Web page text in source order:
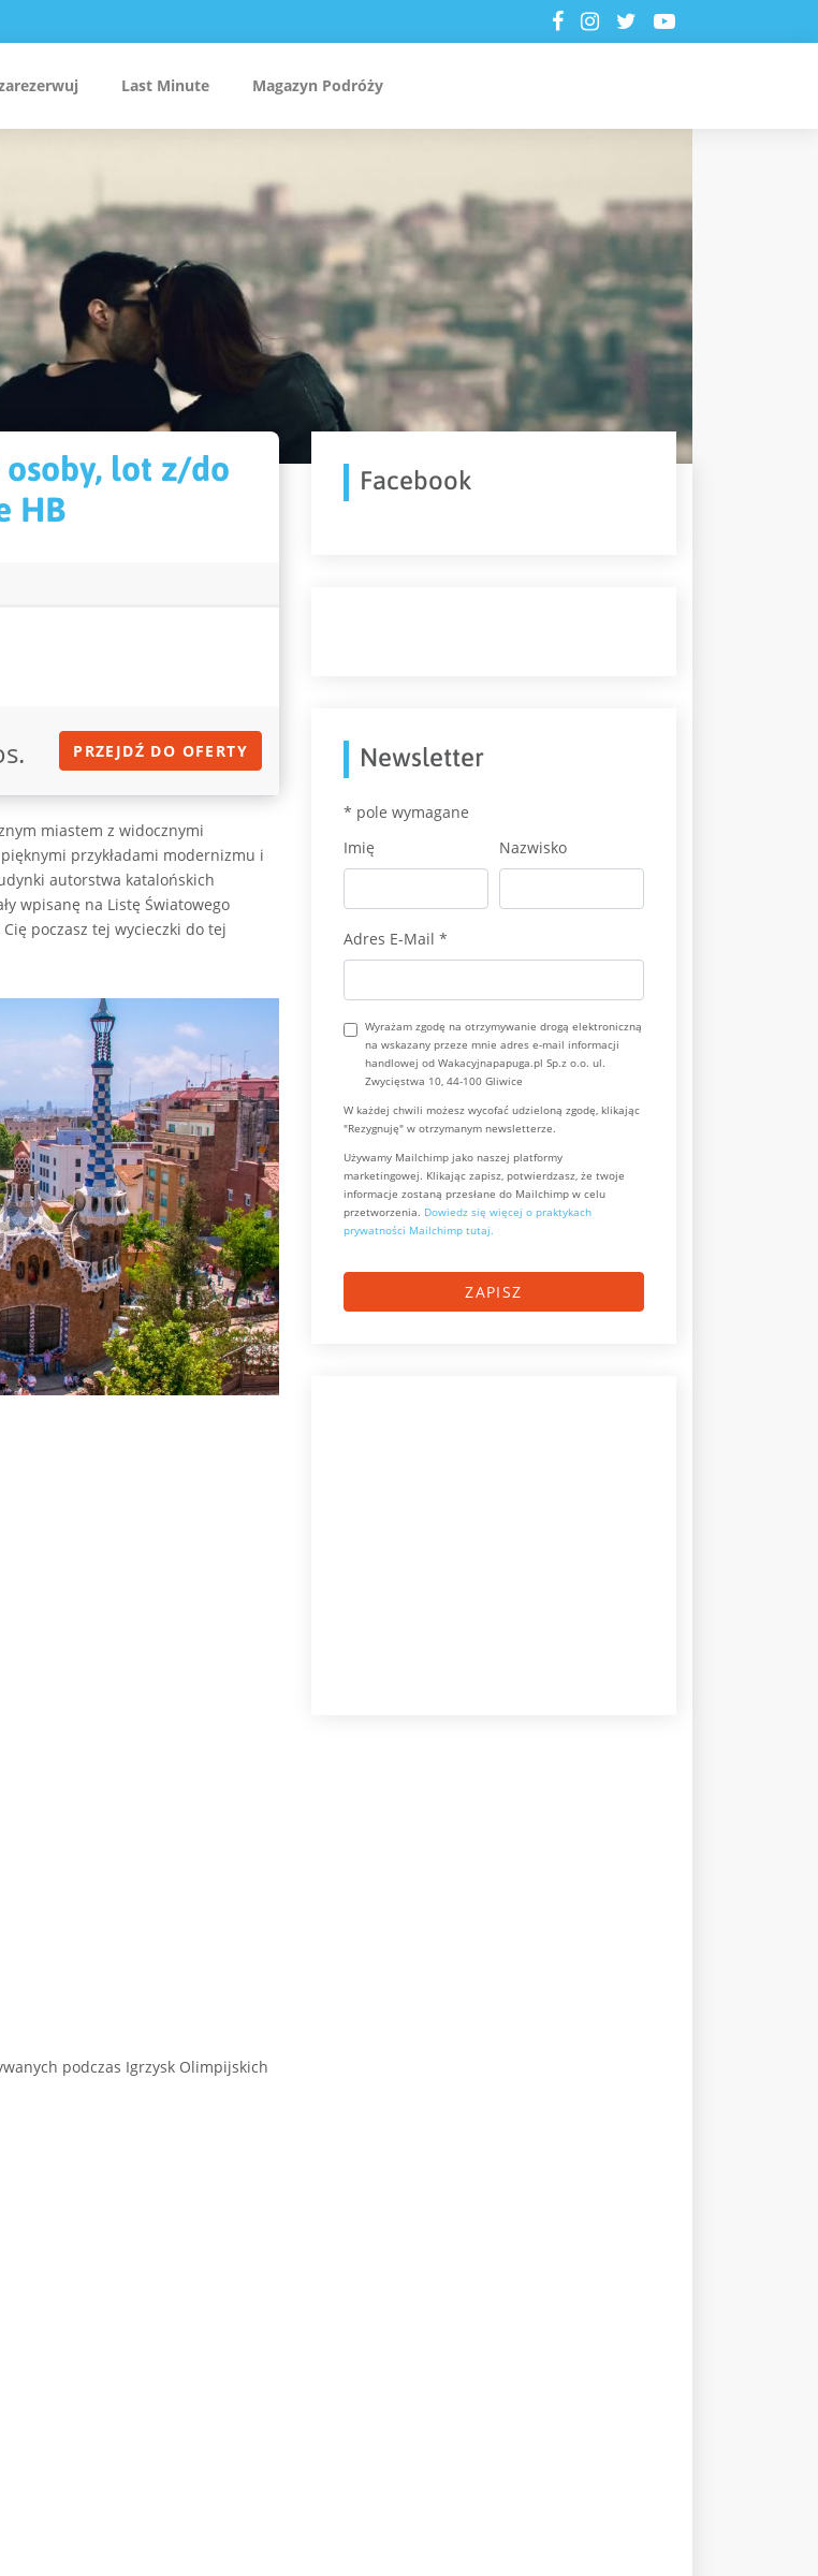
Last Minute Magazyn Podróży
osoby, lot z/do
HB
PRZEJDŹ DO OFERTY
miastem z widocznymi
przykładami modernizmu i
autorstwa katalońskich
wpisanę na Listę Światowego
poczasz tej wycieczki do tej
podczas Igrzysk Olimpijskich
Facebook
Newsletter
* pole wymagane
Imię
Nazwisko
Adres E-Mail *
Wyrażam zgodę na otrzymywanie drogą elektroniczną
na wskazany przeze mnie adres e-mail informacji
handlowej od Wakacyjnapapuga.pl Sp.z o.o. ul.
Zwycięstwa 10, 44-100 Gliwice
W każdej chwili możesz wycofać udzieloną zgodę, klikając
"Rezygnuję" w otrzymanym newsletterze.
Używamy Mailchimp jako naszej platformy
marketingowej. Klikając zapisz, potwierdzasz, że twoje
informacje zostaną przesłane do Mailchimp w celu
przetworzenia. Dowiedz się więcej o praktykach
prywatności Mailchimp tutaj.
ZAPISZ